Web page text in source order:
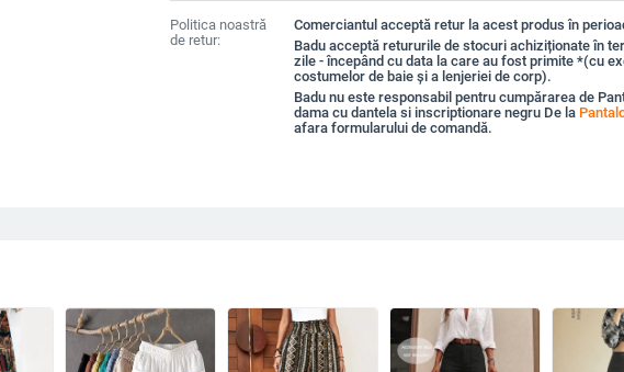
Politica noastră
de retur:
Comerciantul acceptă retur la acest produs în
Badu acceptă retururile de stocuri achiziționate în
zile - începând cu data la care au fost primite *(cu
costumelor de baie și a lenjeriei de corp).
Badu nu este responsabil pentru cumpărarea de
dama cu dantela si inscriptionare negru De la
afara formularului de comandă.